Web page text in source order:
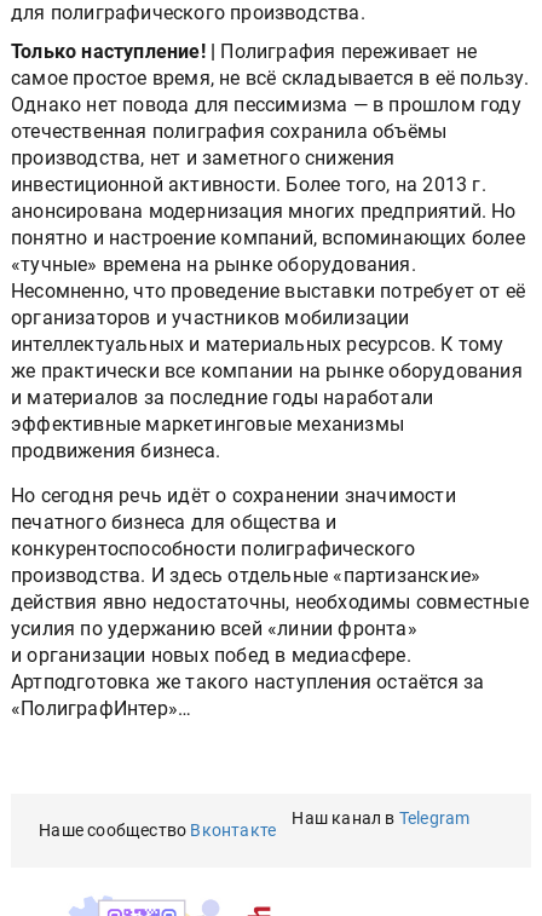
для полиграфического производства.
Только наступление! | Полиграфия переживает не
самое простое время, не всё складывается в её пользу.
Однако нет повода для пессимизма — в прошлом году
отечественная полиграфия сохранила объёмы
производства, нет и заметного снижения
инвестиционной активности. Более того, на 2013 г.
анонсирована модернизация многих предприятий. Но
понятно и настроение компаний, вспоминающих более
«тучные» времена на рынке оборудования.
Несомненно, что проведение выставки потребует от её
организаторов и участников мобилизации
интеллектуальных и материальных ресурсов. К тому
же практически все компании на рынке оборудования
и материалов за последние годы наработали
эффективные маркетинговые механизмы
продвижения бизнеса.
Но сегодня речь идёт о сохранении значимости
печатного бизнеса для общества и
конкурентоспособности полиграфического
производства. И здесь отдельные «партизанские»
действия явно недостаточны, необходимы совместные
усилия по удержанию всей «линии фронта»
и организации новых побед в медиасфере.
Артподготовка же такого наступления остаётся за
«ПолиграфИнтер»…
Наше сообщество Вконтакте
Наш канал в Telegram